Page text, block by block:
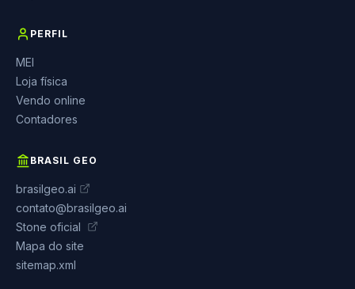
PERFIL
MEI
Loja física
Vendo online
Contadores
BRASIL GEO
brasilgeo.ai
contato@brasilgeo.ai
Stone oficial
Mapa do site
sitemap.xml